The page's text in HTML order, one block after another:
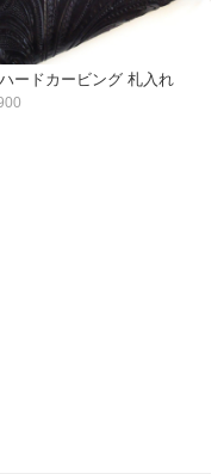
ードカービング 札入れ